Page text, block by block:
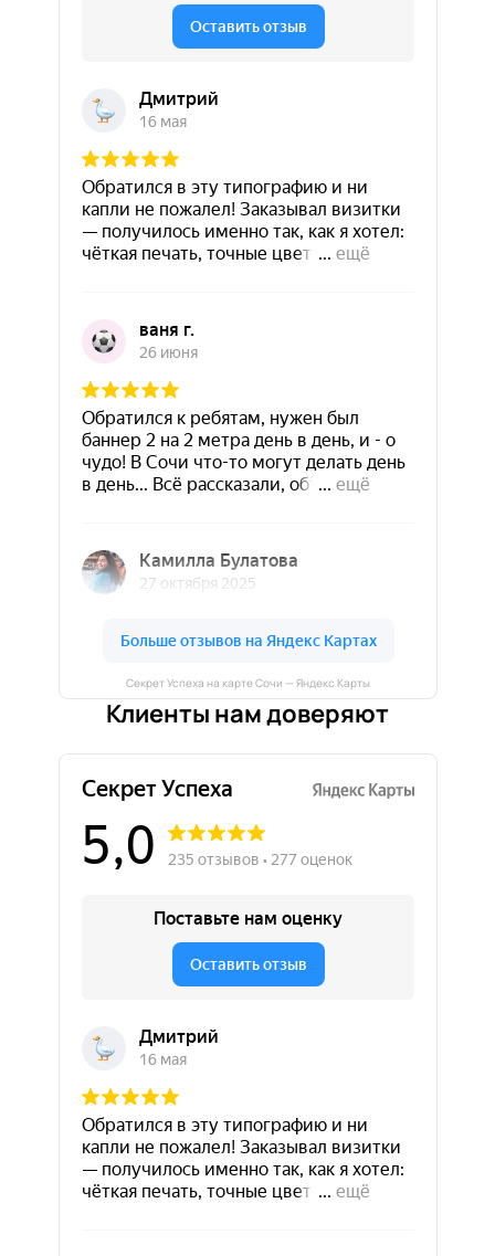
Секрет Успеха на карте Сочи — Яндекс Карты
Клиенты нам доверяют